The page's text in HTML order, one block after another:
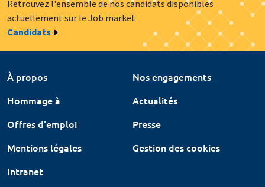
Retrouvez l'ensemble de nos candidats disponibles
actuellement sur le Job market
Candidats
À propos
Nos engagements
Hommage à
Actualités
Offres d'emploi
Presse
Mentions légales
Gestion des cookies
Intranet